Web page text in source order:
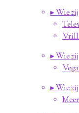
▸ Wie
▸ Wie
▸ Wie